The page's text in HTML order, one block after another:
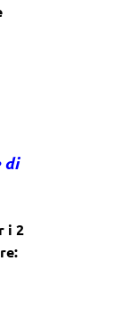
di
i 2